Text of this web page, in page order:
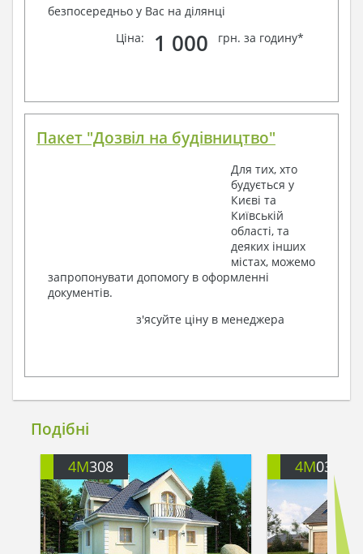
безпосередньо у Вас на ділянці
Ціна:
1 000 грн. за годину*
Пакет "Дозвіл на будівництво"
Для тих, хто
будується у
Києві та
Київській
області, та
деяких інших
містах, можемо
запропонувати допомогу в оформленні
документів.
з'ясуйте ціну в менеджера
Подібні
4M308 4M035A